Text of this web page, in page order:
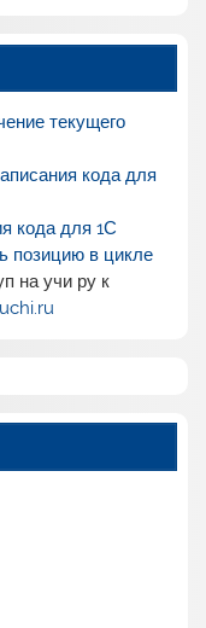
текущего
кода для
кода для 1С
позицию в цикле
на учи рук